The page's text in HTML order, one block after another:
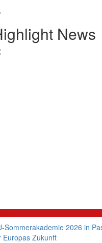
News
Sommerakademie 2026 in
Europas Zukunft